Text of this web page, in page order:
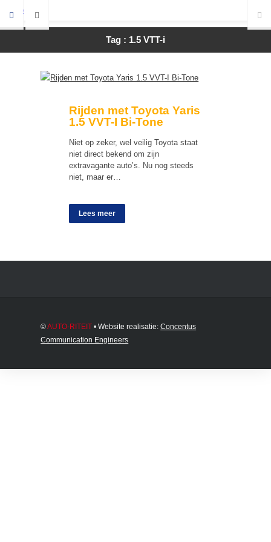
Tag : 1.5 VTT-i
Rijden met Toyota Yaris
1.5 VVT-I Bi-Tone
Niet op zeker, wel veilig Toyota staat
niet direct bekend om zijn
extravagante auto’s. Nu nog steeds
niet, maar er…
Lees meer
©AUTO-RITEIT • Website realisatie:Concentus
Communication Engineers